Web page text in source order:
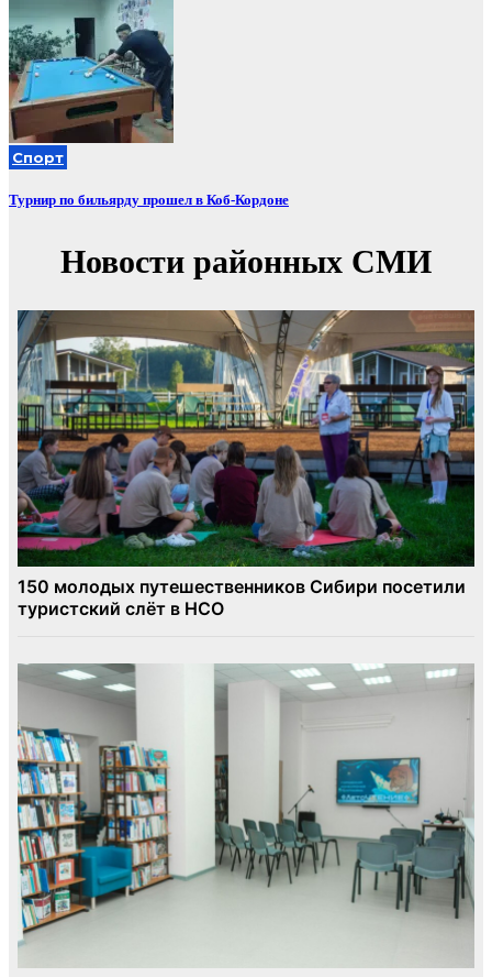
Спорт
Турнир по бильярду прошел в Коб-Кордоне